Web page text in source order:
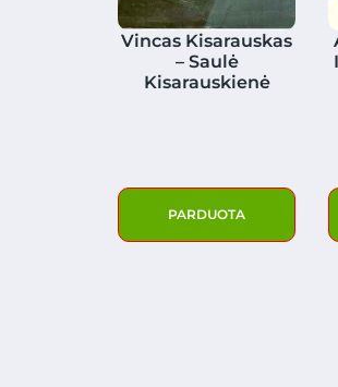
Vincas Kisarauskas
– Saulė
Kisarauskienė
PARDUOTA